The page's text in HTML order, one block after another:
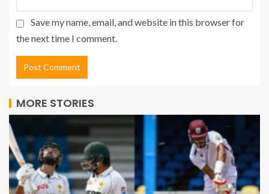
Save my name, email, and website in this browser for
the next time I comment.
MORE STORIES